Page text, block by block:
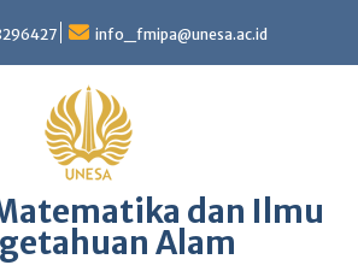
info_fmipa@unesa.ac.id
dan Ilmu
Alam